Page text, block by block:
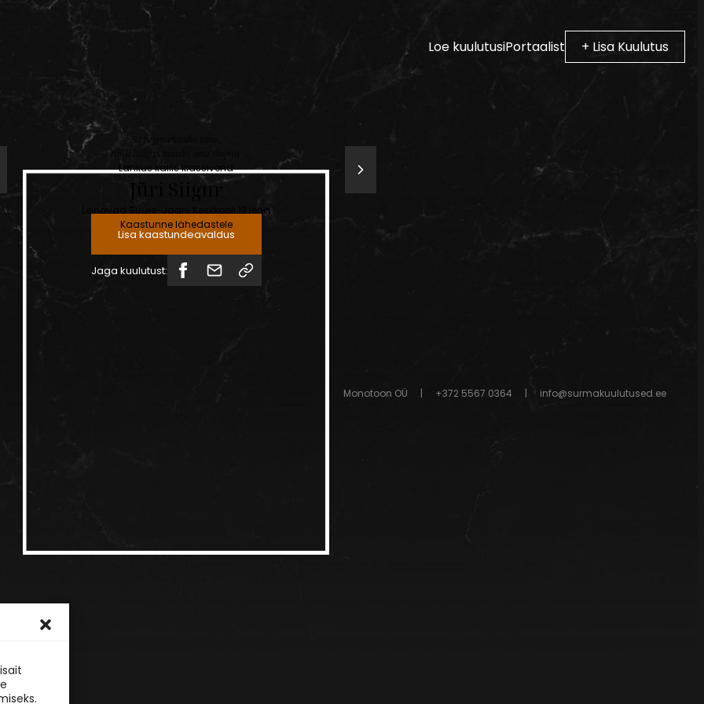
Loe kuulutusiPortaalist + Lisa Kuulutus
Su tugev elutahe väsis,
ränk haigus murdis sinu elupuu.
Lahkus kallis klassivend
Siigur
Leinavad Suure-Jaani Keskkooli 12 lend
Kaastunne lähedastele
Lisa kaastundeavaldus
Jaga kuulutust:
Monotoon OÜ | +372 5567 0364 | info@surmakuulutused.ee